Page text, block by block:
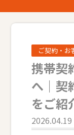
ご契約・お
携帯契
へ｜契
をご紹
2026.04.19